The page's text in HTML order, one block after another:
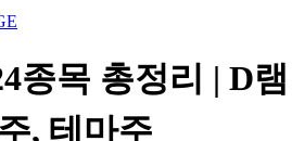
종목 총정리 | D램
, 테마주